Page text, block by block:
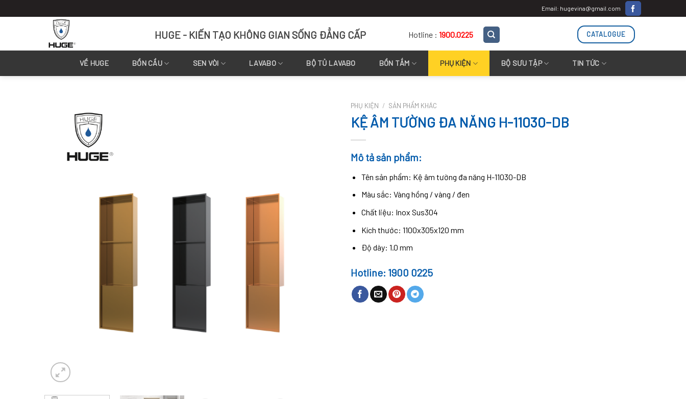
to
Email: hugevina@gmail.com
HUGE - KIẾN TẠO KHÔNG GIAN SỐNG ĐẲNG CẤP Hotline : 1900.0225 CATALOGUE
VỀ HUGE BỒN CẦU SEN VÒI LAVABO BỘ TỦ LAVABO BỒN TẮM PHỤ KIỆN BỘ SƯU TẬP TIN TỨC
PHỤ KIỆN / SẢN PHẨM KHÁC
KỆ ÂM TƯỜNG ĐA NĂNG H-11030-DB
Mô tả sản phẩm:
Tên sản phẩm: Kệ âm tường đa năng H-11030-DB
Màu sắc: Vàng hồng / vàng / đen
Chất liệu: Inox Sus304
Kích thước: 1100x305x120 mm
Độ dày: 1.0 mm
Hotline: 1900 0225